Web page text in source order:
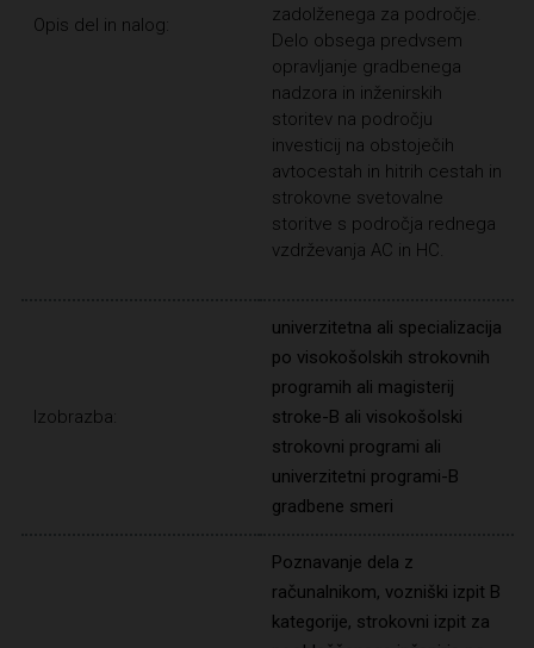
Opis del in nalog:
zadolženega za področje.
Delo obsega predvsem
opravljanje gradbenega
nadzora in inženirskih
storitev na področju
investicij na obstoječih
avtocestah in hitrih cestah in
strokovne svetovalne
storitve s področja rednega
vzdrževanja AC in HC.
Izobrazba:
univerzitetna ali specializacija
po visokošolskih strokovnih
programih ali magisterij
stroke-B ali visokošolski
strokovni programi ali
univerzitetni programi-B
gradbene smeri
Poznavanje dela z
računalnikom, vozniški izpit B
kategorije, strokovni izpit za